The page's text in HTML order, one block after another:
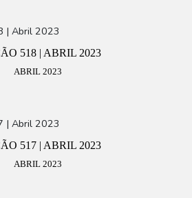
518 | ABRIL 2023
ABRIL 2023
517 | ABRIL 2023
ABRIL 2023